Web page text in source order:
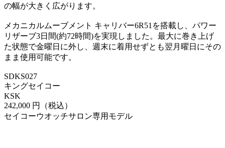
の幅が大きく広がります。
メカニカルムーブメント キャリバー6R51を搭載し、パワー
リザーブ3日間(約72時間)を実現しました。最大に巻き上げ
た状態で金曜日に外し、週末に着用せずとも翌月曜日にその
まま使用可能です。
SDKS027
キングセイコー
KSK
242,000 円（税込）
セイコーウオッチサロン専用モデル